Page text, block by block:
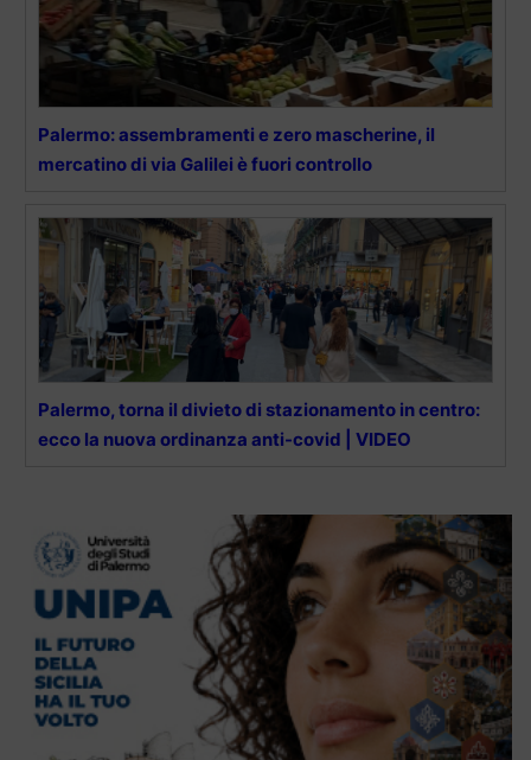
Palermo: assembramenti e zero mascherine, il
mercatino di via Galilei è fuori controllo
Palermo, torna il divieto di stazionamento in centro:
ecco la nuova ordinanza anti-covid | VIDEO